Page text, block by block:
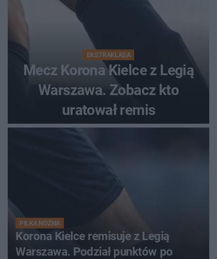
EKSTRAKLASA
Mecz Korona Kielce z Legią
Warszawa. Zobacz kto
uratował remis
PIŁKA NOŻNA
Korona Kielce remisuje z Legią
Warszawa. Podział punktów po